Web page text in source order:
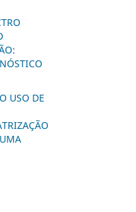
USO DE